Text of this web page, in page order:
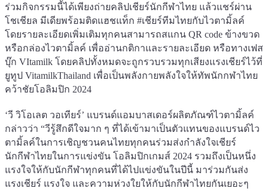
ร่วมกิจกรรมนี้ได้เพียงถ่ายคลิปเชียร์นักกีฬาไทย แล้วแชร์ผ่าน
โชเชียล มีเดียพร้อมติดแฮชแท็ก #เชียร์ทีมไทยกับไวตามิ้ลค์
โดยรายละเอียดเพิ่มเติมทุกคนสามารถสแกน QR code ข้างขวด
หรือกล่องไวตามิ้ลค์ เพื่ออ่านกติกาและรายละเอียด หรือทางเฟส
บุ๊ก VItamilk โดยคลิปทั้งหมดจะถูกรวบรวมทุกเสียงแรงเชียร์ไว้ที่
ยูทูป VitamilkThailand เพื่อเป็นพลังกายพลังใจให้ทัพนักกฬาไทย
คว้าชัยโอลิมปิก 2024
‘วี วิโอเลต วอเทียร์’ แบรนด์แอมบาสเดอร์ผลิตภัณฑ์ไวตามิ้ลค์
กล่าวว่า “วีรู้สึกดีใจมาก ๆ ที่ได้เข้ามาเป็นตัวแทนของแบรนด์ไว
ตามิ้ลค์ในการเชิญชวนคนไทยทุกคนร่วมส่งกำลังใจเชียร์
นักกีฬาไทยในการแข่งขัน โอลิมปิกเกมส์ 2024 รวมถึงเป็นหนึ่ง
แรงใจให้กับนักกีฬาทุกคนที่ได้ไปแข่งขันในปีนี้ มาร่วมกันส่ง
แรงเชียร์ แรงใจ และความห่วงใยให้กับนักกีฬาไทยกันเยอะๆ